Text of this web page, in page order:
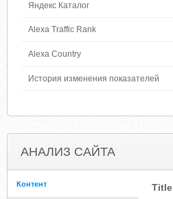
Яндекс Каталог
Alexa Traffic Rank
Alexa Country
История изменения показателей
АНАЛИЗ САЙТА
Контент Title